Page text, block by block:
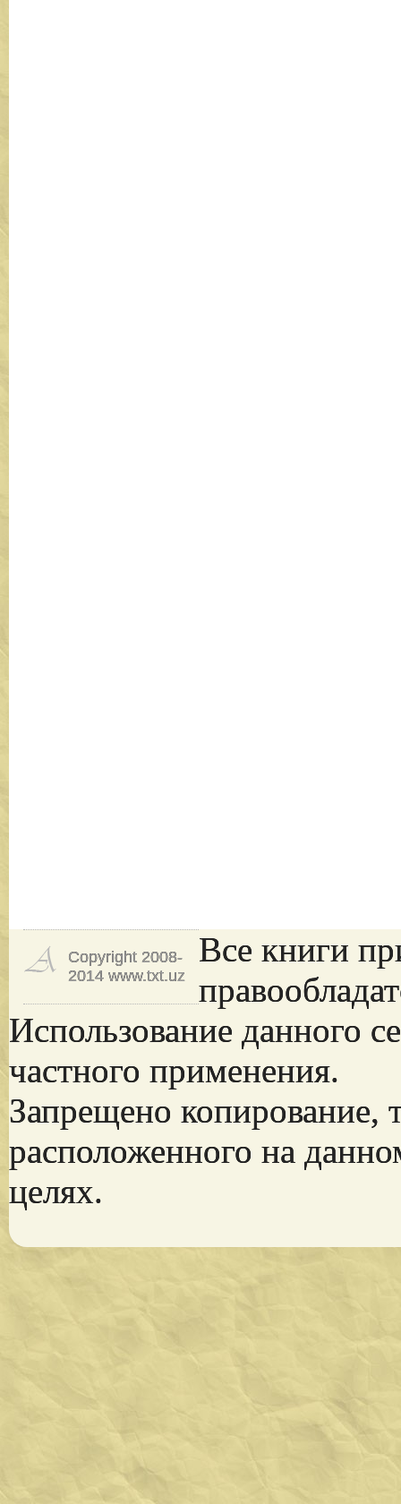
Copyright 2008-
2014 www.txt.uz
Все книги
Использование данного
частного применения.
Запрещено копирование,
расположенного на
целях.